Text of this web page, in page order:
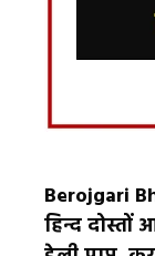
Berojgari
हिन्द